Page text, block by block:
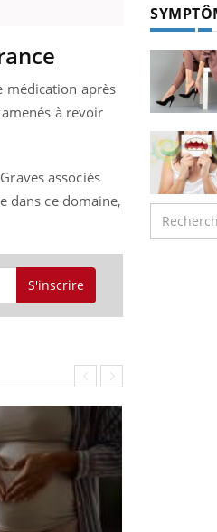
médication après
à revoir
associés
dans ce domaine,
S'inscrire